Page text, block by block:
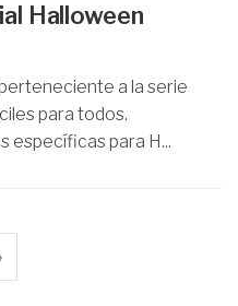
Halloween
a la serie
para todos.
específicas para H...